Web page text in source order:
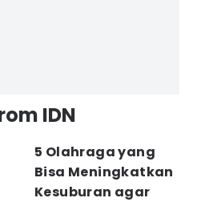
IDN
5 Olahraga yang
Bisa Meningkatkan
Kesuburan agar